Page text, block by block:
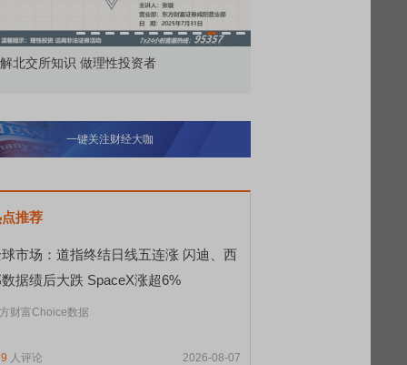
市价委托那么多种，究竟怎么用？
一键关注财经大咖
推荐
市场：道指终结日线五连涨 闪迪、西
据绩后大跌 SpaceX涨超6%
财富Choice数据
人评论 2026-08-07